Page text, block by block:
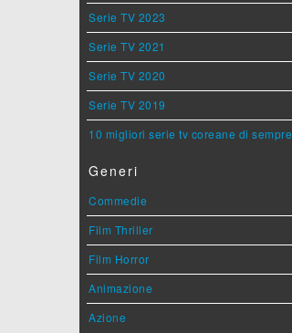
Serie TV 2023
Serie TV 2021
Serie TV 2020
Serie TV 2019
10 migliori serie tv coreane di sempre
Generi
Commedie
Film Thriller
Film Horror
Animazione
Azione